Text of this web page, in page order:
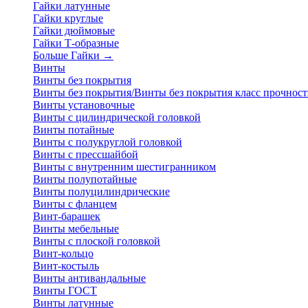
Гайки латунные
Гайки круглые
Гайки дюймовые
Гайки Т-образные
Больше Гайки →
Винты
Винты без покрытия
Винты без покрытия/Винты без покрытия класс
Винты установочные
Винты с цилиндрической головкой
Винты потайные
Винты с полукруглой головкой
Винты с прессшайбой
Винты с внутренним шестигранником
Винты полупотайные
Винты полуцилиндрические
Винты с фланцем
Винт-барашек
Винты мебельные
Винты с плоской головкой
Винт-кольцо
Винт-костыль
Винты антивандальные
Винты ГОСТ
Винты латунные